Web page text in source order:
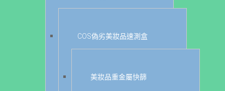
COS偽劣美妝品速測盒
美妝品重金屬快篩